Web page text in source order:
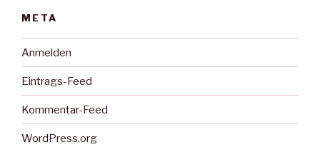
META
Anmelden
Eintrags-Feed
Kommentar-Feed
WordPress.org